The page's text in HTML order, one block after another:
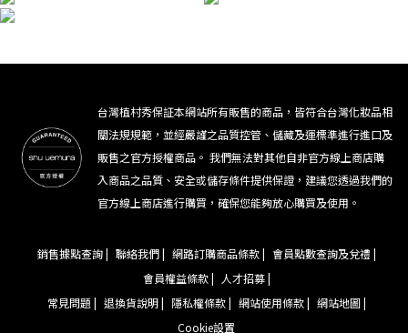
台灣植村秀保証本網站所有販售的商品，皆符合台灣化妝品相
關法規規範，並經嚴謹之品質控管、儲藏及運標準進行進口及
販售之官方授權商品。 我們無法對其他自非官方線上商店購
入商品之品質、安全或儲存條件提供保證，建議您透過我們的
官方線上商店進行購買，確保您能夠放心購買及使用。
銷售據點查詢 | 聯絡我們 | 網路訂購商品條款 |
會員點數查詢及兌禮 |
會員權益條款 |
人才招募 |
常見問題 |
退換貨說明 | 隱私權條款 | 網站使用條款 |
網站地圖 |
Cookie設置